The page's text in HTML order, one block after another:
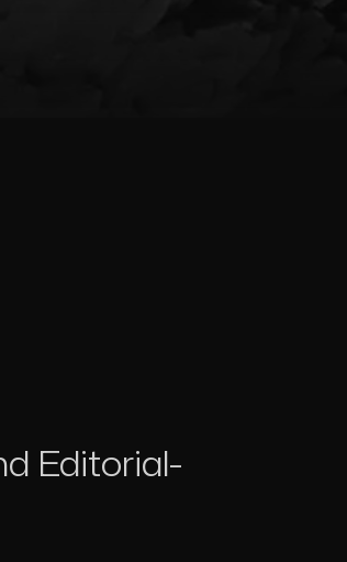
Editorial-